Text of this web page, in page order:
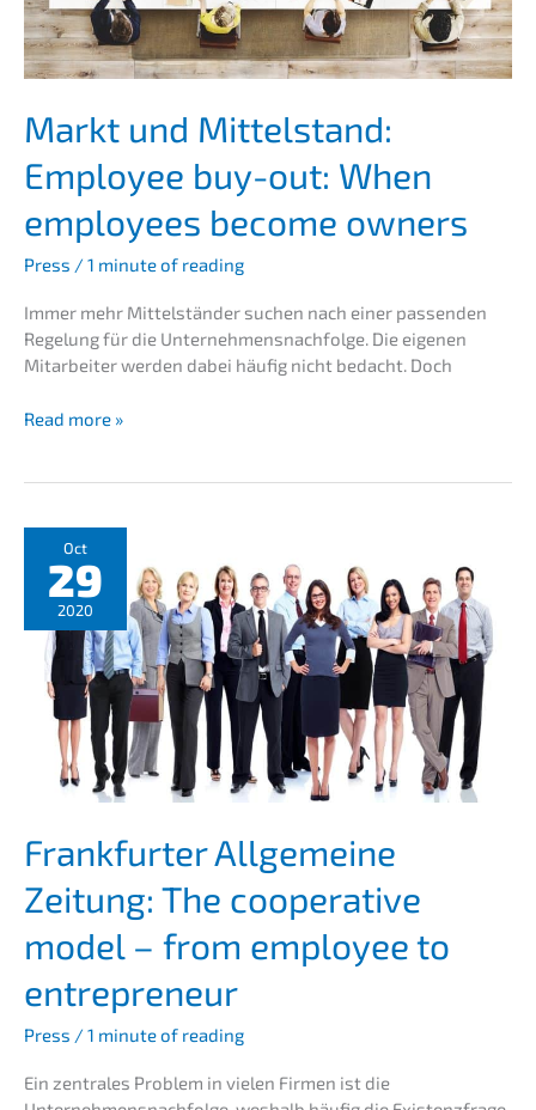
Markt und Mittel­stand:
Employee buy-out: When
employees become owners
Press / 1 minute of reading
Immer mehr Mittel­stän­der suchen nach einer passen­den
Regelung für die Unternehmens­nachfolge. Die eigenen
Mitar­bei­ter werden dabei häufig nicht bedacht. Doch
Markt
Employee
out:
When
employees
become
owners
Read more »
Oct
29
2020
Frank­fur­ter Allge­mei­ne
Zeitung: The coope­ra­ti­ve
model – from employee to
entrepreneur
Press / 1 minute of reading
Ein zentra­les Problem in vielen Firmen ist die